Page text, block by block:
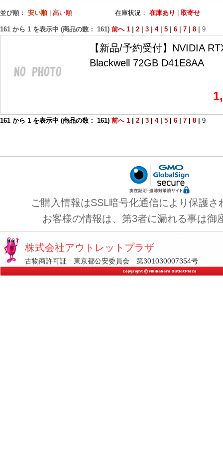
並び順： 安い順| 高い順 在庫状況： 在庫あり 取寄せ
161 から 1 を表示中 (商品の数： 161) 前へ 1 2 3 4| 5 6 7 8 9
【新品/予約受付】NVIDIA
Blackwell 72GB D41E8AA
161 から 1 を表示中 (商品の数： 161) 前へ 1 2 3 4| 5 6 7 8 9
ご購入情報はSSL暗号化通信により保護さ
お客様の情報は、第3者に漏れる事は御
株式会社アウトレットプラザ
古物商許可証 東京都公安委員会 第301030007354号